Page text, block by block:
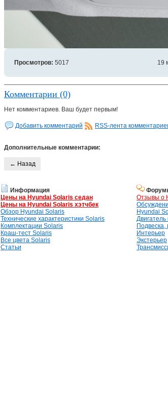
Просмотров: 5017 19
Комментарии (0)
Нет комментариев. Ваш будет первым!
Добавить комментарий RSS-лента
Дополнительные комментарии:
← Назад
Информация
Цены на Hyundai Solaris седан
Цены на Hyundai Solaris хэтчбек
Обзор Hyundai Solaris
Технические характеристики Solaris
Комплектации Solaris
Краш-тест Solaris
Все цвета Solaris
Статьи
Отзывы о
Hyundai
Подвеска,
Интерьер
Экстерьер